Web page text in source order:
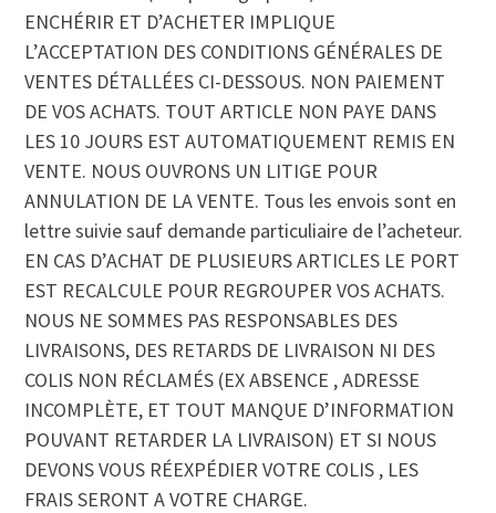
ENCHÉRIR ET D’ACHETER IMPLIQUE
L’ACCEPTATION DES CONDITIONS GÉNÉRALES DE
VENTES DÉTALLÉES CI-DESSOUS. NON PAIEMENT
DE VOS ACHATS. TOUT ARTICLE NON PAYE DANS
LES 10 JOURS EST AUTOMATIQUEMENT REMIS EN
VENTE. NOUS OUVRONS UN LITIGE POUR
ANNULATION DE LA VENTE. Tous les envois sont en
lettre suivie sauf demande particuliaire de l’acheteur.
EN CAS D’ACHAT DE PLUSIEURS ARTICLES LE PORT
EST RECALCULE POUR REGROUPER VOS ACHATS.
NOUS NE SOMMES PAS RESPONSABLES DES
LIVRAISONS, DES RETARDS DE LIVRAISON NI DES
COLIS NON RÉCLAMÉS (EX ABSENCE , ADRESSE
INCOMPLÈTE, ET TOUT MANQUE D’INFORMATION
POUVANT RETARDER LA LIVRAISON) ET SI NOUS
DEVONS VOUS RÉEXPÉDIER VOTRE COLIS , LES
FRAIS SERONT A VOTRE CHARGE.